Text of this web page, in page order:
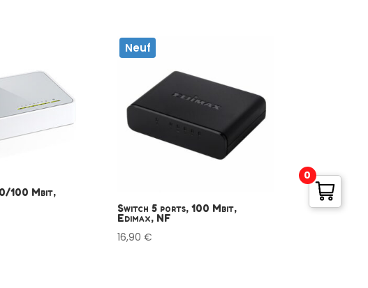
100 Mbit,
Neuf
Switch 5 ports, 100 Mbit,
Edimax, NF
16,90€
0